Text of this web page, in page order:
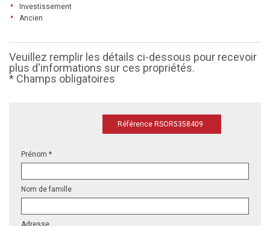
Investissement
Ancien
Veuillez remplir les détails ci-dessous pour recevoir
plus d'informations sur ces propriétés.
* Champs obligatoires
Référence RSOR5358409
Prénom *
Nom de famille
Adresse